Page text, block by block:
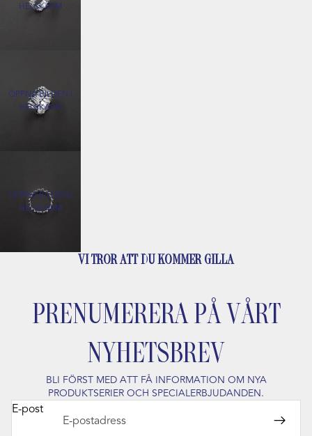
HELSKÄRM
ÖPPNA BILDEN I
HELSKÄRM
ÖPPNA BILDEN I
HELSKÄRM
VI TROR ATT DU KOMMER GILLA
PRENUMERERA PÅ VÅRT
NYHETSBREV
BLI FÖRST MED ATT FÅ INFORMATION OM NYA
PRODUKTSERIER OCH SPECIALERBJUDANDEN.
E-post